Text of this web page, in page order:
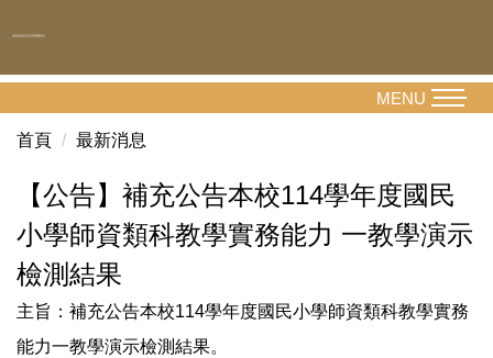
到
容
MENU
首頁 最新消息
【公告】補充公告本校114學年度國民
小學師資類科教學實務能力 一教學演示
檢測結果
主旨：補充公告本校114學年度國民小學師資類科教學實務
能力一教學演示檢測結果。